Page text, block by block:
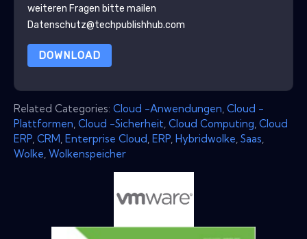
weiteren Fragen bitte mailen
Datenschutz@techpublishhub.com
DOWNLOAD
Related Categories: Cloud -Anwendungen Cloud -
Plattformen Cloud -Sicherheit Cloud Computing Cloud
ERP CRM Enterprise Cloud ERP Hybridwolke Saas
Wolke Wolkenspeicher